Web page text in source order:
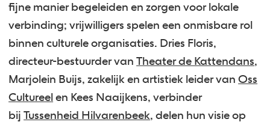
fijne manier begeleiden en zorgen voor lokale
verbinding; vrijwilligers spelen een onmisbare rol
binnen culturele organisaties. Dries Floris,
directeur-bestuurder vanTheater de Kattendans,
Marjolein Buijs, zakelijk en artistiek leider vanOss
Cultureel en Kees Naaijkens, verbinder
bijTussenheid Hilvarenbeek, delen hun visie op